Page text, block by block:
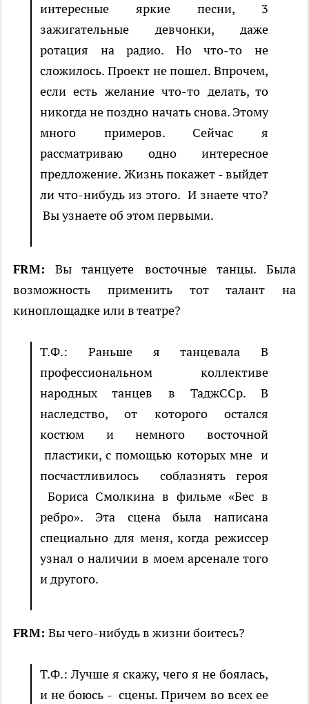
интересные яркие песни, 3
зажигательные девчонки, даже
ротация на радио. Но что-то не
сложилось. Проект не пошел. Впрочем,
если есть желание что-то делать, то
никогда не поздно начать снова. Этому
много примеров. Сейчас я
рассматриваю одно интересное
предложение. Жизнь покажет - выйдет
ли что-нибудь из этого. И знаете что?
Вы узнаете об этом первыми.
FRM: Вы танцуете восточные танцы. Была
возможность применить тот талант на
киноплощадке или в театре?
Т.Ф.: Раньше я танцевала В
профессиональном коллективе
народных танцев в ТаджССр. В
наследство, от которого остался
костюм и немного восточной
пластики, с помощью которых мне и
посчастливилось соблазнять героя
Бориса Смолкина в фильме «Бес в
ребро». Эта сцена была написана
специально для меня, когда режиссер
узнал о наличии в моем арсенале того
и другого.
FRM: Вы чего-нибудь в жизни боитесь?
Т.Ф.: Лучше я скажу, чего я не боялась,
и не боюсь - сцены. Причем во всех ее